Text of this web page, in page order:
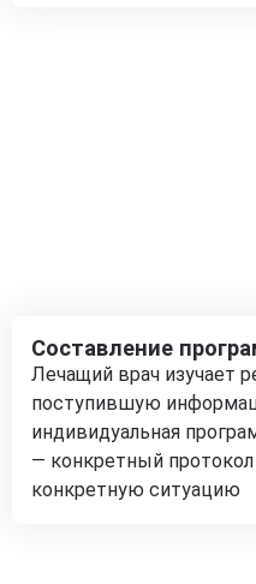
Составление
Лечащий врач изучает
поступившую
индивидуальная
— конкретный
конкретную ситуацию